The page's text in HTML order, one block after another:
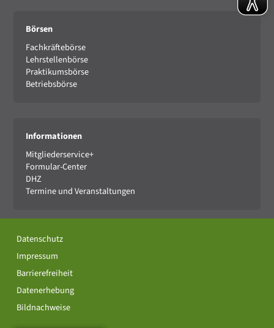
Börsen
Fachkräftebörse
Lehrstellenbörse
Praktikumsbörse
Betriebsbörse
Informationen
Mitgliederservice+
Formular-Center
DHZ
Termine und Veranstaltungen
Datenschutz
Impressum
Barrierefreiheit
Datenerhebung
Bildnachweise